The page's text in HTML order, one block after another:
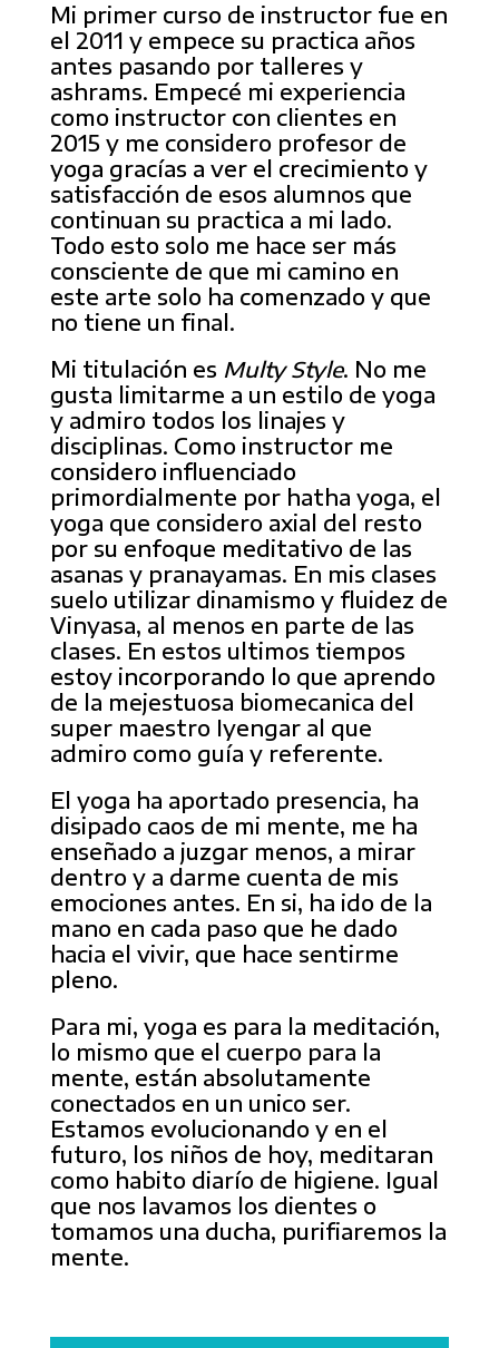
Mi primer curso de instructor fue en
el 2011 y empece su practica años
antes pasando por talleres y
ashrams. Empecé mi experiencia
como instructor con clientes en
2015 y me considero profesor de
yoga gracías a ver el crecimiento y
satisfacción de esos alumnos que
continuan su practica a mi lado.
Todo esto solo me hace ser más
consciente de que mi camino en
este arte solo ha comenzado y que
no tiene un final.
Mi titulación es Multy Style. No me
gusta limitarme a un estilo de yoga
y admiro todos los linajes y
disciplinas. Como instructor me
considero influenciado
primordialmente por hatha yoga, el
yoga que considero axial del resto
por su enfoque meditativo de las
asanas y pranayamas. En mis clases
suelo utilizar dinamismo y fluidez de
Vinyasa, al menos en parte de las
clases. En estos ultimos tiempos
estoy incorporando lo que aprendo
de la mejestuosa biomecanica del
super maestro Iyengar al que
admiro como guía y referente.
El yoga ha aportado presencia, ha
disipado caos de mi mente, me ha
enseñado a juzgar menos, a mirar
dentro y a darme cuenta de mis
emociones antes. En si, ha ido de la
mano en cada paso que he dado
hacia el vivir, que hace sentirme
pleno.
Para mi, yoga es para la meditación,
lo mismo que el cuerpo para la
mente, están absolutamente
conectados en un unico ser.
Estamos evolucionando y en el
futuro, los niños de hoy, meditaran
como habito diarío de higiene. Igual
que nos lavamos los dientes o
tomamos una ducha, purifiaremos la
mente.